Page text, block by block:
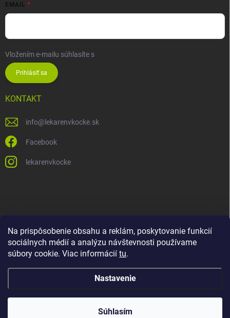
Na prispôsobenie obsahu a reklám, poskytovanie funkcií
sociálnych médií a analýzu návštevnosti používame
súbory cookie. Viac informácií tu.
Nastavenie
Súhlasím
EMAIL
Vložením e-mailu súhlasíte s
Prihlásiť sa
KONTAKT
info@lekarenvkocke.sk
Facebook
lekarenvkocke